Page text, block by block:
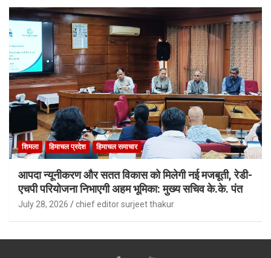
शिमला हिमाचल प्रदेश हिमाचल समाचार
आपदा न्यूनीकरण और सतत विकास को मिलेगी नई मजबूती, रेडी-
एचपी परियोजना निभाएगी अहम भूमिका: मुख्य सचिव के.के. पंत
July 28, 2026 chief editor surjeet thakur